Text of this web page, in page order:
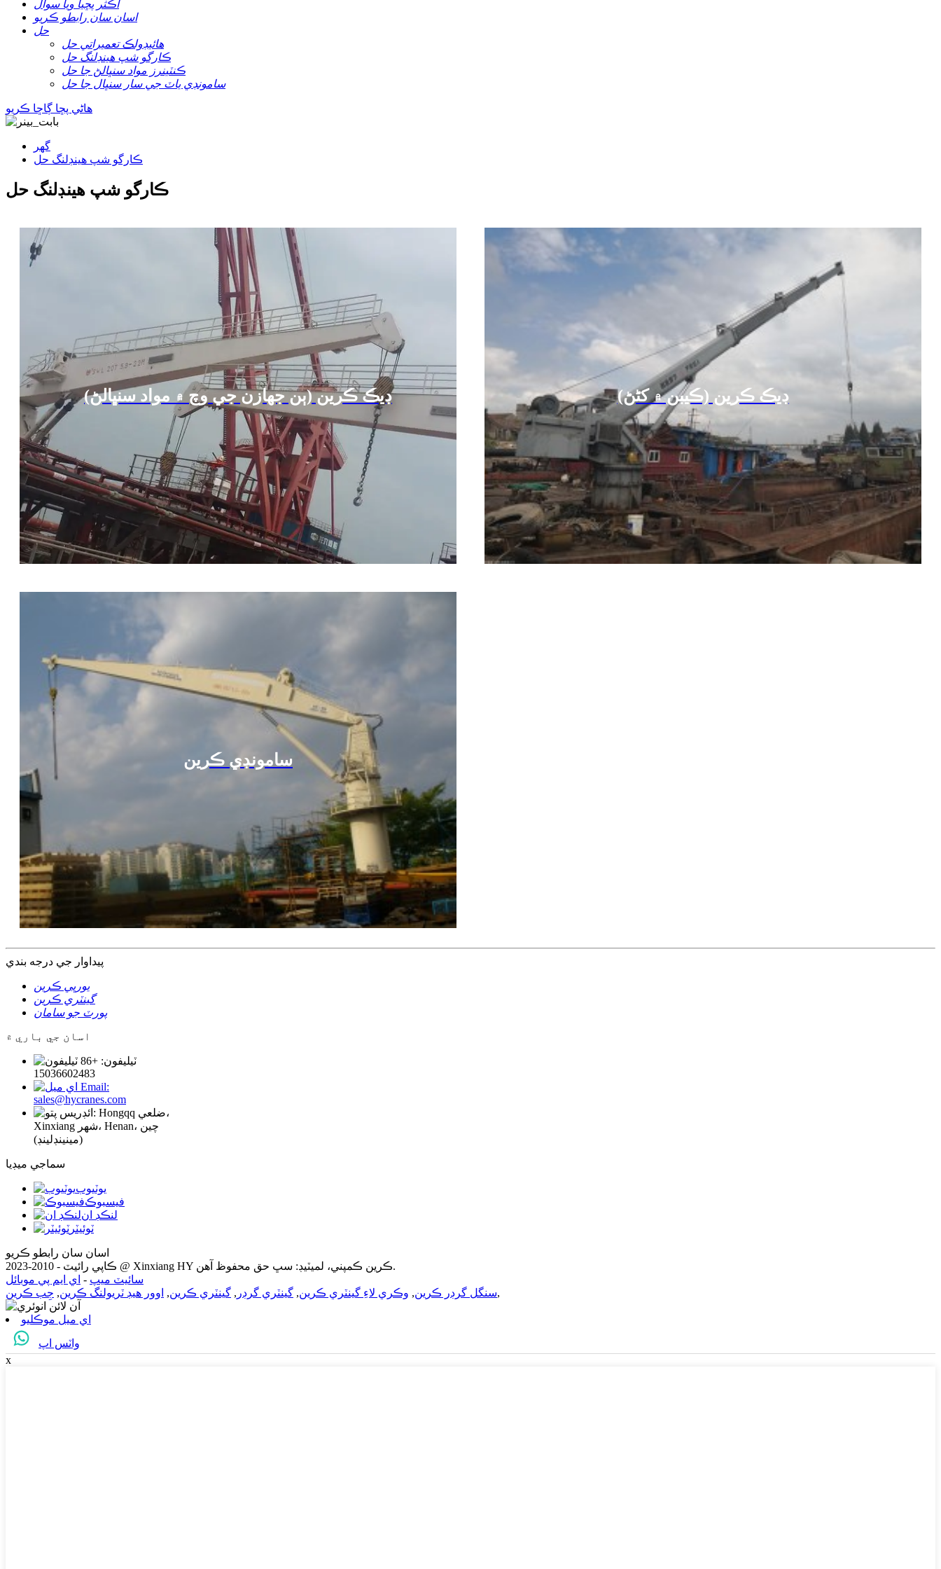
اڪثر پڇيا ويا سوال
اسان سان رابطو ڪريو
حل
هائيڊولڪ تعميراتي حل
ڪارگو شپ هينڊلنگ حل
ڪنٽينرز مواد سنڀالڻ جا حل
سامونڊي ياٽ جي سار سنڀال جا حل
هاڻي پڇا ڳاڇا ڪريو
گھر
ڪارگو شپ هينڊلنگ حل
ڪارگو شپ هينڊلنگ حل
ڊيڪ ڪرين (ٻن جهازن جي وچ ۾ مواد سنڀالڻ) ڊيڪ ڪرين (ڪيبن ۾ کڻڻ)
سامونڊي ڪرين
پيداوار جي درجه بندي
يورپي ڪرين
گينٽري ڪرين
پورٽ جو سامان
اسان جي باري ۾
ٽيليفون: +86
15036602483
Email:
sales@hycranes.com
ائڊريس: Hongqq ضلعي،
Xinxiang شهر، Henan، چين
(مينينڊلينڊ)
سماجي ميڊيا
يوٽيوب
فيسبوڪ
لنڪڊ ان
ٽوئيٽر
اسان سان رابطو ڪريو
ڪاپي رائيٽ - 2010-2023 @ Xinxiang HY ڪرين ڪمپني، لميٽيڊ: سڀ حق محفوظ آهن.
سائيٽ ميپ - اي ايم پي موبائل
سنگل گرڊر ڪرين, وڪري لاءِ گينٽري ڪرين, گينٽري گرڊر , گينٽري ڪرين, اوور هيڊ ٽريولنگ ​​ڪرين, جِب ڪرين ,
اي ميل موڪليو
واٽس اپ
x